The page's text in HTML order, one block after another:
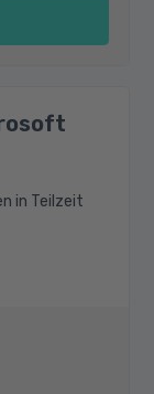
in Teilzeit